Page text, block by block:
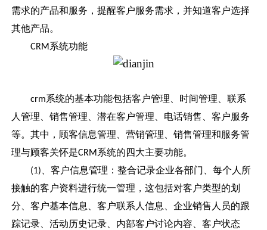
需求的产品和服务，提醒客户服务需求，并知道客户选择
其他产品。
CRM系统功能
crm系统的基本功能包括客户管理、时间管理、联系
人管理、销售管理、潜在客户管理、电话销售、客户服务
等。其中，顾客信息管理、营销管理、销售管理和服务管
理与顾客关怀是CRM系统的四大主要功能。
(1)、客户信息管理：整合记录企业各部门、每个人所
接触的客户资料进行统一管理，这包括对客户类型的划
分、客户基本信息、客户联系人信息、企业销售人员的跟
踪记录、活动历史记录、内部客户讨论内容、客户状态